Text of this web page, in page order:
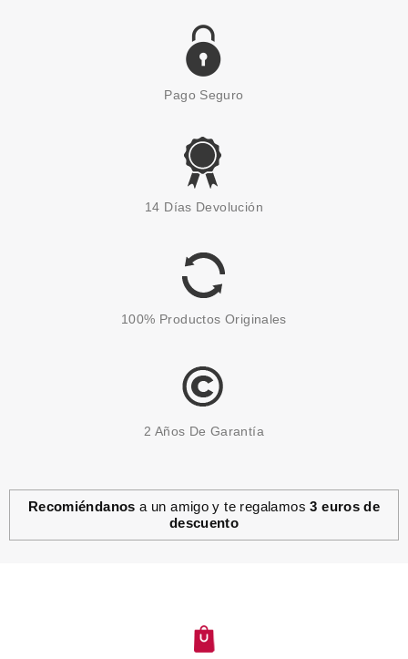
Pago Seguro
14 Días Devolución
100% Productos Originales
2 Años De Garantía
Recomiéndanos a un amigo y te regalamos3 euros de
descuento